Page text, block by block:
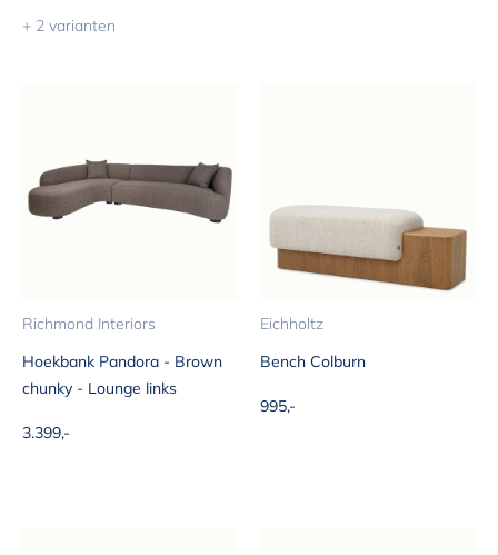
+ 2 varianten
Richmond Interiors
Hoekbank Pandora - Brown
chunky - Lounge links
Aanbiedingsprijs
3.399,-
Eichholtz
Bench Colburn
Aanbiedingsprijs
995,-